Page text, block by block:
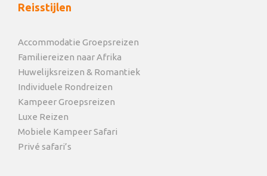
Reisstijlen
Accommodatie Groepsreizen
Familiereizen naar Afrika
Huwelijksreizen & Romantiek
Individuele Rondreizen
Kampeer Groepsreizen
Luxe Reizen
Mobiele Kampeer Safari
Privé safari’s